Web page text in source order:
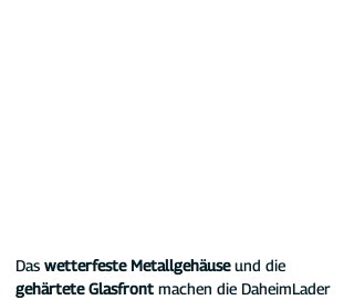
Das wetterfeste Metallgehäuse und die
gehärtete Glasfront machen die DaheimLader